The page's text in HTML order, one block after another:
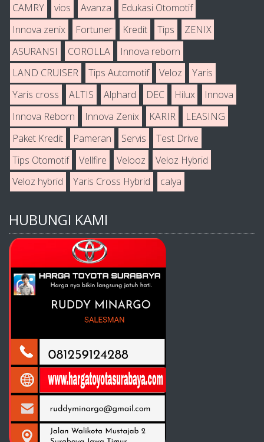
CAMRY
vios Avanza
Edukasi Otomotif
Innova zenix
Fortuner Kredit Tips
ZENIX
ASURANSI
COROLLA
Innova reborn
LAND CRUISER
Tips Automotif Veloz
Yaris
Yaris cross
ALTIS Alphard DEC Hilux
Innova
Innova Reborn
Innova Zenix KARIR
LEASING
Paket Kredit
Pameran Servis
Test Drive
Tips Otomotif
Vellfire Velooz
Veloz Hybrid
Veloz hybrid
Yaris Cross Hybrid calya
HUBUNGI KAMI